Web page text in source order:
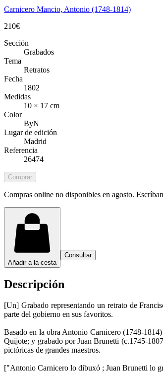
Carnicero Mancio, Antonio (1748-1814)
210€
Sección
Grabados
Tema
Retratos
Fecha
1802
Medidas
10 × 17 cm
Color
ByN
Lugar de edición
Madrid
Referencia
26474
Comprar
Compras online no disponibles en agosto.
Añadir a la cesta
Consultar
Descripción
[Un] Grabado representando un retrato de
parte del gobierno en sus favoritos.
Basado en la obra Antonio Carnicero (1748-
Quijote; y grabado por Juan Brunetti (c.1745-
pictóricas de grandes maestros.
["Antonio Carnicero lo dibuxó ; Juan Brunetti lo